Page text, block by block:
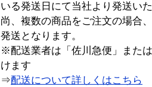
いる発送日にて当社より発送い
尚、複数の商品をご注文の場合
発送となります。
※配送業者は「佐川急便」また
けます
⇒配送について詳しくはこちら